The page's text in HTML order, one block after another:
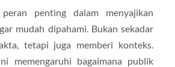
penting dalam menyajikan
mudah dipahami. Bukan sekadar
tetapi juga memberi konteks.
memengaruhi bagaimana publik